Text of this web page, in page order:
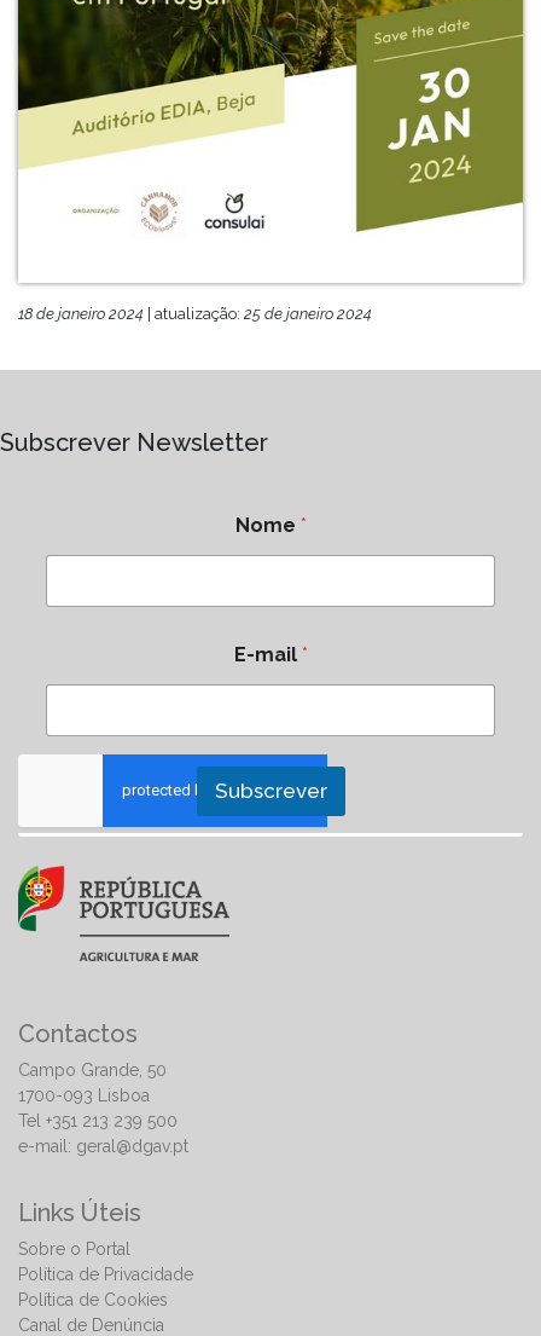
18 de janeiro 2024 | atualização: 25 de janeiro 2024
Subscrever Newsletter
Nome *
E-mail *
Subscrever
Contactos
Campo Grande, 50
1700-093 Lisboa
Tel +351 213 239 500
e-mail: geral@dgav.pt
Links Úteis
Sobre o Portal
Política de Privacidade
Política de Cookies
Canal de Denúncia